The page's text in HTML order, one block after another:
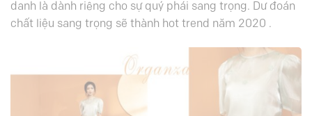
danh là dành riêng cho sự quý phái sang trọng. Dư đoán
chất liệu sang trọng sẽ thành hot trend năm 2020 .